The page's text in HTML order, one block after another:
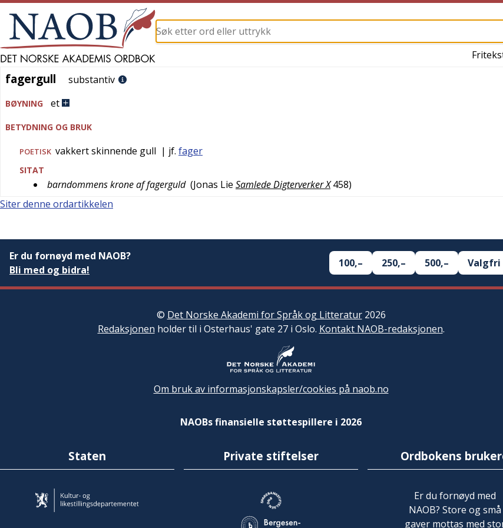
fagergull
fagergull substantiv
BØYNING et
BETYDNING OG BRUK
POETISK vakkert skinnende gull | jf. fager
SITAT
barndommens krone af fagerguld (Jonas Lie Samlede Digterverker X 458)
Siter denne ordartikkelen
Er du fornøyd med NAOB?
Bli med og bidra!
100,– 250,– 500,– Valgfri
© Det Norske Akademi for Språk og Litteratur2026
Redaksjonen holder til i Osterhaus' gate 27 i Oslo. Kontakt NAOB-redaksjonen.
Om bruk av informasjonskapsler/cookies på naob.no
NAOBs finansielle støttespillere i 2026
Staten Private stiftelser Ordbokens
Er du fornøyd med
NAOB? Store og små
gaver mottas med